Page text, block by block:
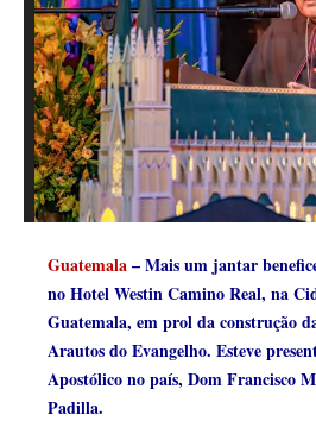
Guatemala– Mais um jantar
no Hotel Westin Camino Real, na
Guatemala, em prol da construção
Arautos do Evangelho. Esteve
Apostólico no país, Dom Francisco
Padilla.